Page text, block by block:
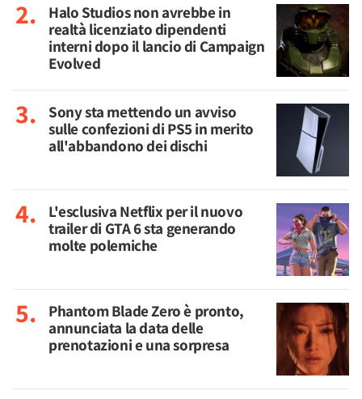
Halo Studios non avrebbe in
realtà licenziato dipendenti
interni dopo il lancio di Campaign
Evolved
Sony sta mettendo un avviso
sulle confezioni di PS5 in merito
all'abbandono dei dischi
L'esclusiva Netflix per il nuovo
trailer di GTA 6 sta generando
molte polemiche
Phantom Blade Zero è pronto,
annunciata la data delle
prenotazioni e una sorpresa